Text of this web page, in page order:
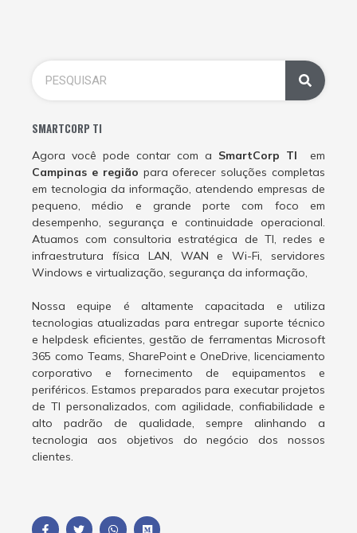
SMARTCORP TI
Agora você pode contar com a SmartCorp TI em
Campinas e região para oferecer soluções completas
em tecnologia da informação, atendendo empresas de
pequeno, médio e grande porte com foco em
desempenho, segurança e continuidade operacional.
Atuamos com consultoria estratégica de TI, redes e
infraestrutura física LAN, WAN e Wi-Fi, servidores
Windows e virtualização, segurança da informação,
Nossa equipe é altamente capacitada e utiliza
tecnologias atualizadas para entregar suporte técnico
e helpdesk eficientes, gestão de ferramentas Microsoft
365 como Teams, SharePoint e OneDrive, licenciamento
corporativo e fornecimento de equipamentos e
periféricos. Estamos preparados para executar projetos
de TI personalizados, com agilidade, confiabilidade e
alto padrão de qualidade, sempre alinhando a
tecnologia aos objetivos do negócio dos nossos
clientes.